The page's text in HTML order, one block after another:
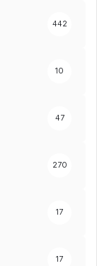
442
10
47
270
17
17